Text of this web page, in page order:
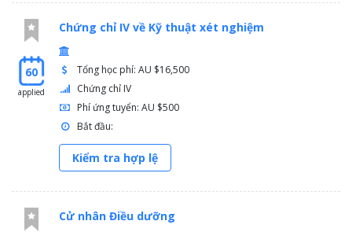
60
applied
Chứng chỉ IV về Kỹ thuật xét nghiệm
Tổng học phí: AU $16,500
Chứng chỉ IV
Phí ứng tuyển: AU $500
Bắt đầu:
Kiểm tra hợp lệ
Cử nhân Điều dưỡng